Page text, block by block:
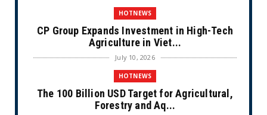
HOTNEWS
CP Group Expands Investment in High-Tech
Agriculture in Viet...
July 10, 2026
HOTNEWS
The 100 Billion USD Target for Agricultural,
Forestry and Aq...